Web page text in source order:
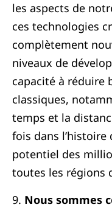
les aspects de
ces technologies
complètement
niveaux de
capacité à réduire
classiques,
temps et la
fois dans
potentiel des
toutes les régions
9. Nous sommes